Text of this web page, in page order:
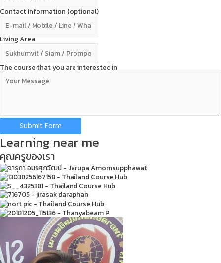
Contact Information (optional)
Living Area
The course that you are interested in
Submit Form
Learning near me
คุณครูของเรา